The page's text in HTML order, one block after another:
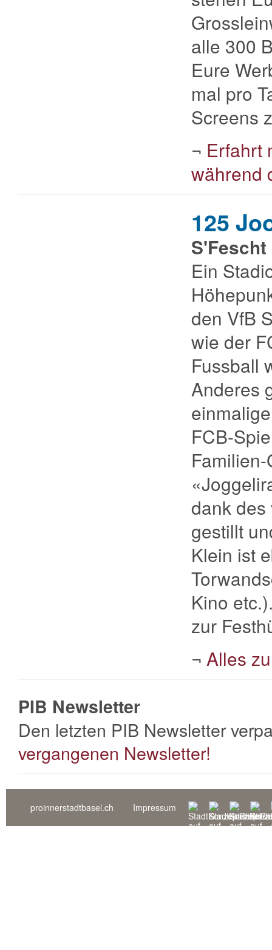
alle 300
Eure
mal pro
Screens
¬ Erfahrt
während
125
Ein
den VfB
wie der
Fussball
Anderes
FCB-
dank
gestillt
Klein ist
Kino
zur
¬ Alles
PIB Newsletter
Den letzten PIB Newsletter
vergangenen Newsletter!
proinnerstadtbasel.ch Impressum